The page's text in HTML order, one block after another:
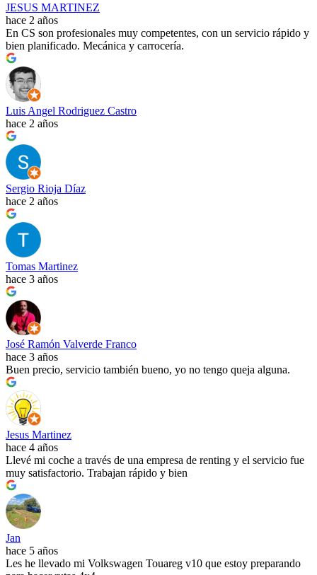
JESUS MARTINEZ
hace 2 años
En CS son profesionales muy competentes, con un servicio rápido y
bien planificado. Mecánica y carrocería.
Luis Angel Rodriguez Castro
hace 2 años
Sergio Rioja Díaz
hace 2 años
Tomas Martinez
hace 3 años
José Ramón Valverde Franco
hace 3 años
Buen precio, servicio también bueno, yo no tengo queja alguna.
Jesus Martinez
hace 4 años
Llevé mi coche a través de una empresa de renting y el servicio fue
muy satisfactorio. Trabajan rápido y bien
Jan
hace 5 años
Les he llevado mi Volkswagen Touareg v10 que estoy preparando